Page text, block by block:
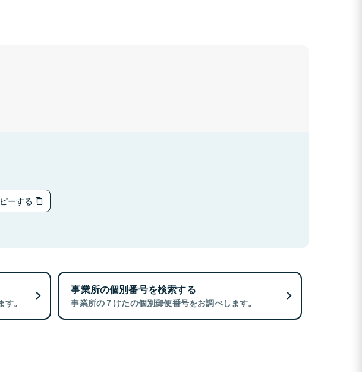
ーする
。
事業所の個別番号を検索する
事業所の７けたの個別郵便番号をお調べします。